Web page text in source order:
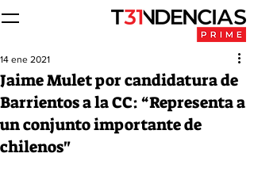
Jaime Mulet por candidatura de
Barrientos a la CC: “Representa a
un conjunto importante de
chilenos"
14 ene 2021